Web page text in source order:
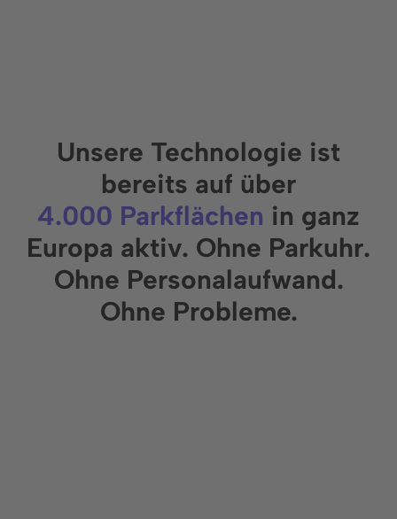
Unsere Technologie ist
bereits auf über
4.000 Parkflächen in ganz
Europa aktiv. Ohne Parkuhr.
Ohne Personalaufwand.
Ohne Probleme.